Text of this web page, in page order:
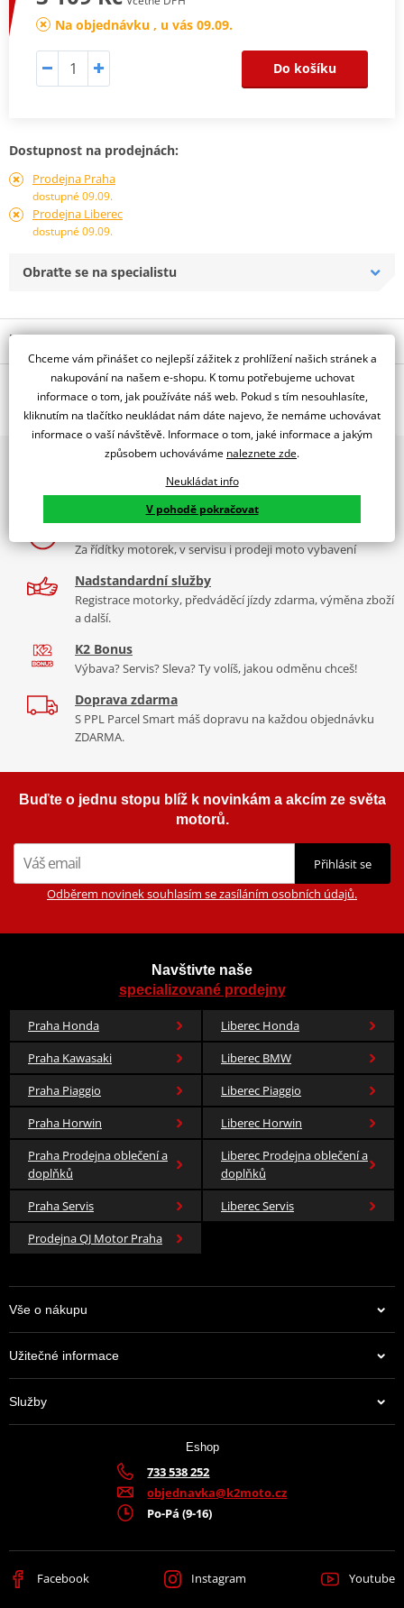
Na objednávku , u vás 09.09.
Do košíku
Dostupnost na prodejnách:
Prodejna Praha
dostupné 09.09.
Prodejna Liberec
dostupné 09.09.
Obraťte se na specialistu
Popis a parametry
Jsme autorizovaný
dealer značky PUIG
HARLEY DAVIDSON ROAD GLIDE FLTRX 24'
Tabulka velikostí
Jak se změřit
Co když mi to nebude
O výrobci
PUIG byl založen v roce 1964 ve Španělsku. Vyrábí se ve městě
dělí na 3 části: komerční, odlitkovou a kovových součástek. Již 40
let se účastní nejslavnějších závodů motocyklů po celém světě. V
naší nabídce naleznete doplňky a příslušenství například: plexi,
padací protektory a mnoho dalšího.
Zobrazit všechny produktyznačky PUIG
2x multibrand showroom
9 značek motocyklů, servis, oblečení, doplňky i náhradní
díly, to vše v Praze a Liberci
Za řídítky motorek, v servisu i prodeji moto vybavení
Nadstandardní služby
Registrace motorky, předváděcí jízdy zdarma, výměna zboží
a další.
K2 Bonus
Výbava? Servis? Sleva? Ty volíš, jakou odměnu chceš!
Doprava zdarma
S PPL Parcel Smart máš dopravu na každou objednávku
ZDARMA.
Buďte o jednu stopu blíž k novinkám a akcím ze světa
motorů.
Přihlásit se
Odběrem novinek souhlasím se zasíláním osobních údajů.
Navštivte naše
specializované prodejny
Praha Honda
Liberec Honda
Praha Kawasaki
Liberec BMW
Praha Piaggio
Liberec Piaggio
Praha Horwin
Liberec Horwin
Praha Prodejna oblečení a
doplňků
Liberec Prodejna oblečení a
doplňků
Praha Servis
Liberec Servis
Prodejna QJ Motor Praha
Vše o nákupu
Užitečné informace
Služby
Eshop
733 538 252
objednavka@k2moto.cz
Po-Pá (9-16)
Facebook Instagram Youtube
Chceme vám přinášet co nejlepší zážitek z prohlížení našich stránek a
nakupování na našem e-shopu. K tomu potřebujeme uchovat
informace o tom, jak používáte náš web. Pokud s tím nesouhlasíte,
kliknutím na tlačítko neukládat nám dáte najevo, že nemáme uchovávat
informace o vaší návštěvě. Informace o tom, jaké informace a jakým
způsobem uchováváme naleznete zde.
Neukládat info
V pohodě pokračovat